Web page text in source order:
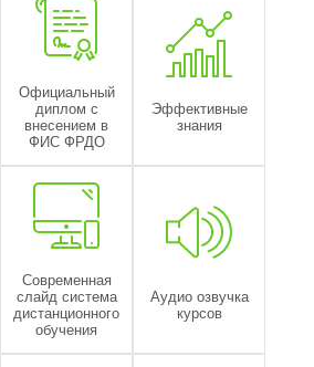
Официальный
диплом с
внесением в
ФИС ФРДО
Эффективные
знания
Современная
слайд система
дистанционного
обучения
Аудио озвучка
курсов